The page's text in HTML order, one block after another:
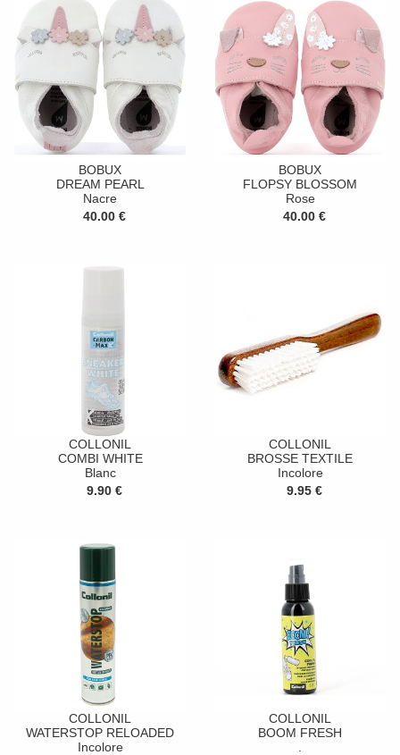
BOBUX
DREAM PEARL
Nacre
40.00 €
BOBUX
FLOPSY BLOSSOM
Rose
40.00 €
COLLONIL
COMBI WHITE
Blanc
9.90 €
COLLONIL
BROSSE TEXTILE
Incolore
9.95 €
COLLONIL
WATERSTOP RELOADED
Incolore
COLLONIL
BOOM FRESH